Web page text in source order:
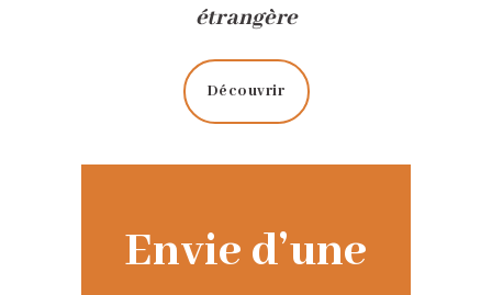
étrangère
Découvrir
Envie d’une